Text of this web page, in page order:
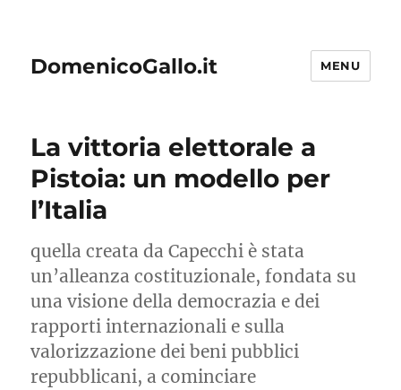
DomenicoGallo.it MENU
La vittoria elettorale a
Pistoia: un modello per
l’Italia
quella creata da Capecchi è stata
un’alleanza costituzionale, fondata su
una visione della democrazia e dei
rapporti internazionali e sulla
valorizzazione dei beni pubblici
repubblicani, a cominciare